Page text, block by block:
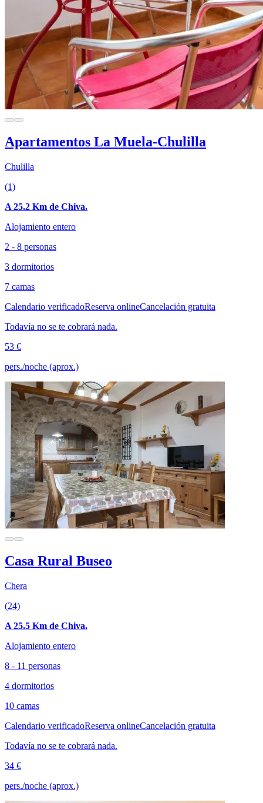
Apartamentos La Muela-Chulilla
Chulilla
(1)
A 25.2 Km de Chiva.
Alojamiento entero
2 - 8 personas
3 dormitorios
7 camas
Calendario verificadoReserva onlineCancelación gratuita
Todavía no se te cobrará nada.
53 €
pers./noche (aprox.)
Casa Rural Buseo
Chera
(24)
A 25.5 Km de Chiva.
Alojamiento entero
8 - 11 personas
4 dormitorios
10 camas
Calendario verificadoReserva onlineCancelación gratuita
Todavía no se te cobrará nada.
34 €
pers./noche (aprox.)